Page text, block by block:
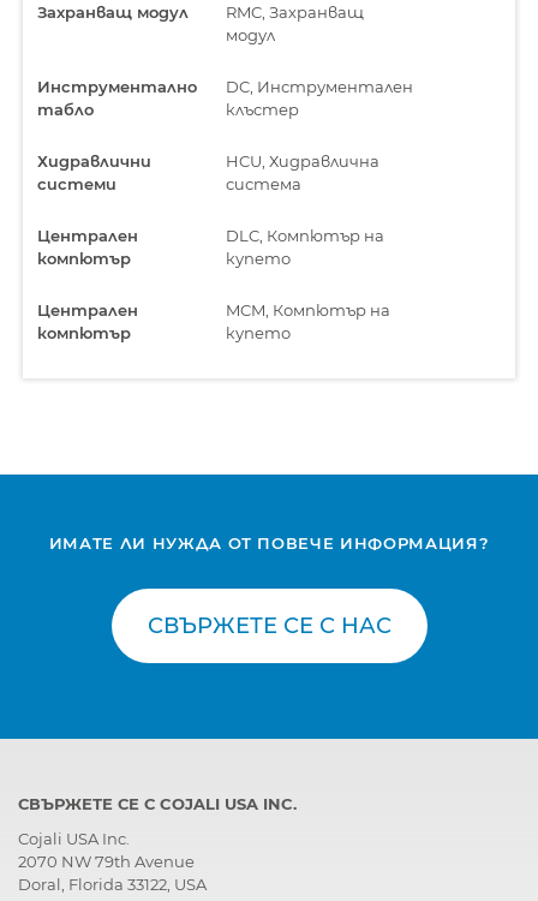
Захранващ модул
RMC, Захранващ
модул
Инструментално
табло
DC, Инструментален
клъстер
Хидравлични
системи
HCU, Хидравлична
система
Централен
компютър
DLC, Компютър на
купето
Централен
компютър
MCM, Компютър на
купето
ИМАТЕ ЛИ НУЖДА ОТ ПОВЕЧЕ ИНФОРМАЦИЯ?
СВЪРЖЕТЕ СЕ С НАС
СВЪРЖЕТЕ СЕ С COJALI USA INC.
Cojali USA Inc.
2070 NW 79th Avenue
Doral, Florida 33122, USA